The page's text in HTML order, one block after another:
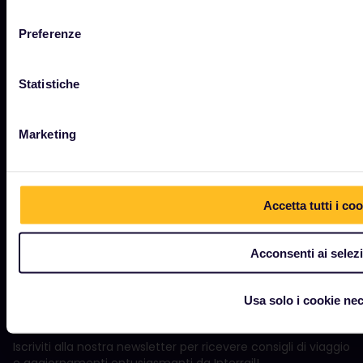
Preferenze
Statistiche
Marketing
Accetta tutti i
Acconsenti ai
Usa solo i cookie
Rimborsi e sostituzioni
Informativa sulla privacy dell'app Rail Planner
Condizioni d'uso del sito web
Iscriviti alla nostra newsletter per ricevere consigli di viaggio